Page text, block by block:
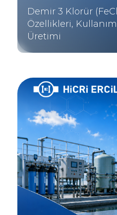
Demir 3 Klorür
Özellikleri,
Üretimi